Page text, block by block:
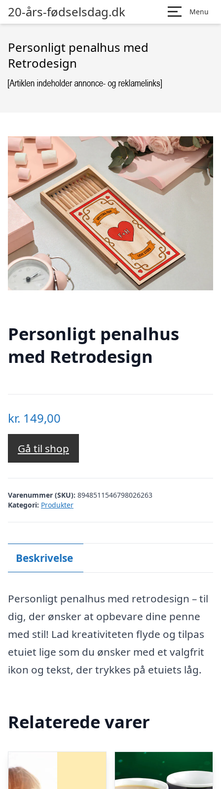
20-års-fødselsdag.dk Menu
Personligt penalhus med
Retrodesign
Personligt penalhus
med Retrodesign
kr. 149,00
Gå til shop
Varenummer (SKU): 8948511546798026263
Kategori: Produkter
Beskrivelse
Personligt penalhus med retrodesign – til
dig, der ønsker at opbevare dine penne
med stil! Lad kreativiteten flyde og tilpas
etuiet lige som du ønsker med et valgfrit
ikon og tekst, der trykkes på etuiets låg.
Relaterede varer